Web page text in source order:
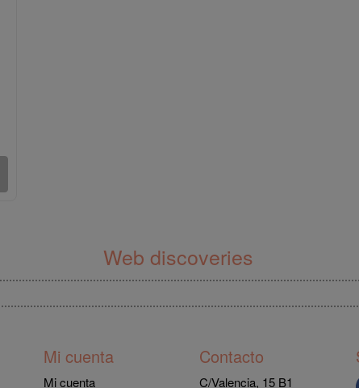
Web discoveries
Mi cuenta
Mi cuenta
Contacto
C/Valencia, 15 B1